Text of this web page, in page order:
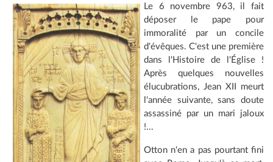
Le 6 novembre 963, il fait
déposer le pape pour
immoralité par un concile
d'évêques. C'est une première
dans l'Histoire de l'Église !
Après quelques nouvelles
élucubrations, Jean XII meurt
l'année suivante, sans doute
assassiné par un mari jaloux
!...
Otton n'en a pas pourtant fini